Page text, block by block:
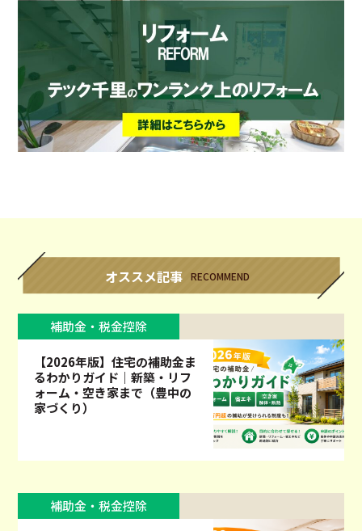
オススメ記事 RECOMMEND
補助金・税金控除
【2026年版】住宅の補助金ま
るわかりガイド｜新築・リフ
ォーム・空き家まで（豊中の
家づくり）
補助金・税金控除